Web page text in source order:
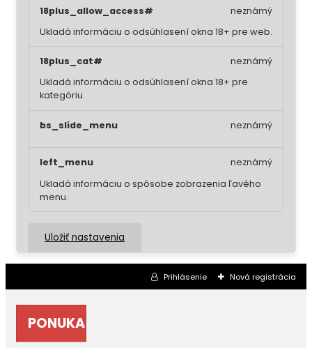
18plus_allow_access#
Ukladá informáciu o odsúhlasení okna 18+ pre web.
neznámý
18plus_cat#
Ukladá informáciu o odsúhlasení okna 18+ pre
kategóriu.
neznámý
bs_slide_menu neznámý
left_menu
Ukladá informáciu o spôsobe zobrazenia ľavého
menu.
neznámý
Uložiť nastavenia
Prihlásenie Nová registrácia
PONUKA